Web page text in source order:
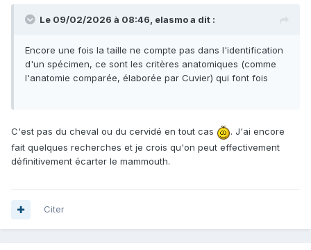
Le 09/02/2026 à 08:46, elasmoa dit :
Encore une fois la taille ne compte pas dans l'identification
d'un spécimen, ce sont les critères anatomiques (comme
l'anatomie comparée, élaborée par Cuvier) qui font fois
C'est pas du cheval ou du cervidé en tout cas
. J'ai encore
fait quelques recherches et je crois qu'on peut effectivement
définitivement écarter le mammouth.
Citer